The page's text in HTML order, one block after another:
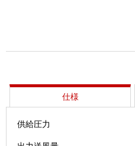
仕様
供給圧力